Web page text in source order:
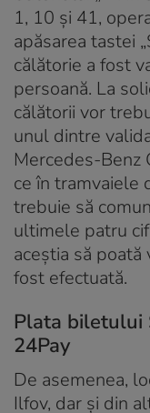
1, 10 şi 41,
apăsarea tastei
călătorie a fost
persoană. La
călătorii vor
unul dintre
Mercedes-Benz
ce în tramvaiele
trebuie să
ultimele patru
aceștia să poată
fost efectuată.
Plata biletului
24Pay
De asemenea,
Ilfov, dar și din